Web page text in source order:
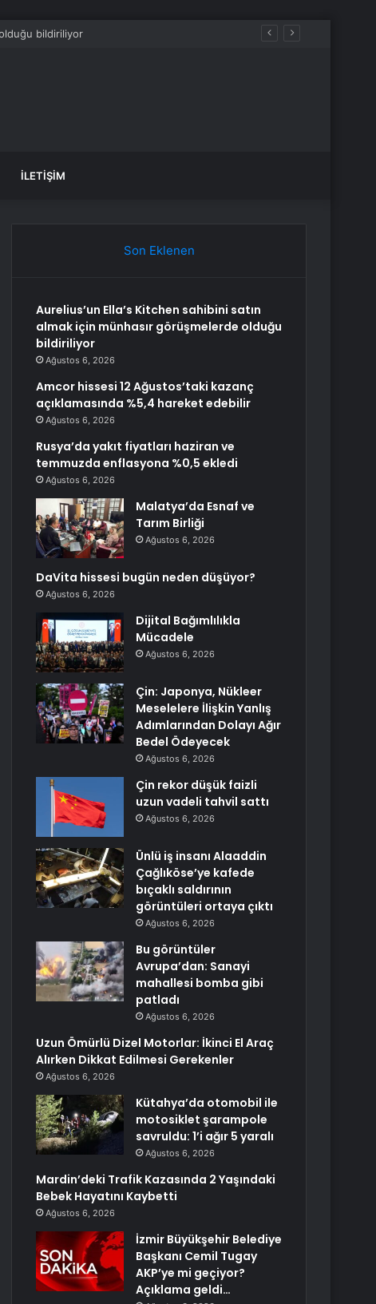
İLETIŞIM
Son Eklenen
Aurelius’un Ella’s Kitchen sahibini satın
almak için münhasır görüşmelerde olduğu
bildiriliyor
Ağustos 6, 2026
Amcor hissesi 12 Ağustos’taki kazanç
açıklamasında %5,4 hareket edebilir
Ağustos 6, 2026
Rusya’da yakıt fiyatları haziran ve
temmuzda enflasyona %0,5 ekledi
Ağustos 6, 2026
Malatya’da Esnaf ve
Tarım Birliği
Ağustos 6, 2026
DaVita hissesi bugün neden düşüyor?
Ağustos 6, 2026
Dijital Bağımlılıkla
Mücadele
Ağustos 6, 2026
Çin: Japonya, Nükleer
Meselelere İlişkin Yanlış
Adımlarından Dolayı Ağır
Bedel Ödeyecek
Ağustos 6, 2026
Çin rekor düşük faizli
uzun vadeli tahvil sattı
Ağustos 6, 2026
Ünlü iş insanı Alaaddin
Çağlıköse’ye kafede
bıçaklı saldırının
görüntüleri ortaya çıktı
Ağustos 6, 2026
Bu görüntüler
Avrupa’dan: Sanayi
mahallesi bomba gibi
patladı
Ağustos 6, 2026
Uzun Ömürlü Dizel Motorlar: İkinci El Araç
Alırken Dikkat Edilmesi Gerekenler
Ağustos 6, 2026
Kütahya’da otomobil ile
motosiklet şarampole
savruldu: 1’i ağır 5 yaralı
Ağustos 6, 2026
Mardin’deki Trafik Kazasında 2 Yaşındaki
Bebek Hayatını Kaybetti
Ağustos 6, 2026
İzmir Büyükşehir Belediye
Başkanı Cemil Tugay
AKP’ye mi geçiyor?
Açıklama geldi…